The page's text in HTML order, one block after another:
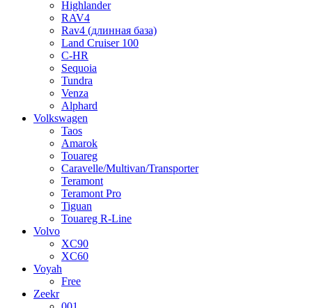
Highlander
RAV4
Rav4 (длинная база)
Land Cruiser 100
C-HR
Sequoia
Tundra
Venza
Alphard
Volkswagen
Taos
Amarok
Touareg
Caravelle/Multivan/Transporter
Teramont
Teramont Pro
Tiguan
Touareg R-Line
Volvo
XC90
XC60
Voyah
Free
Zeekr